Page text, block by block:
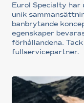
Eurol Specialty
unik
banbrytande
egenskaper
förhållandena.
fullservicepartner.